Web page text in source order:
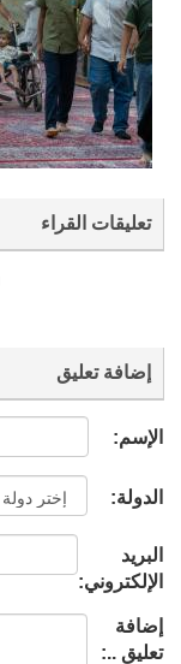
تعليقات القراء
إضافة تعليق
الإسم:
الدولة:
البريد
الإلكتروني:
إضافة
تعليق ..: